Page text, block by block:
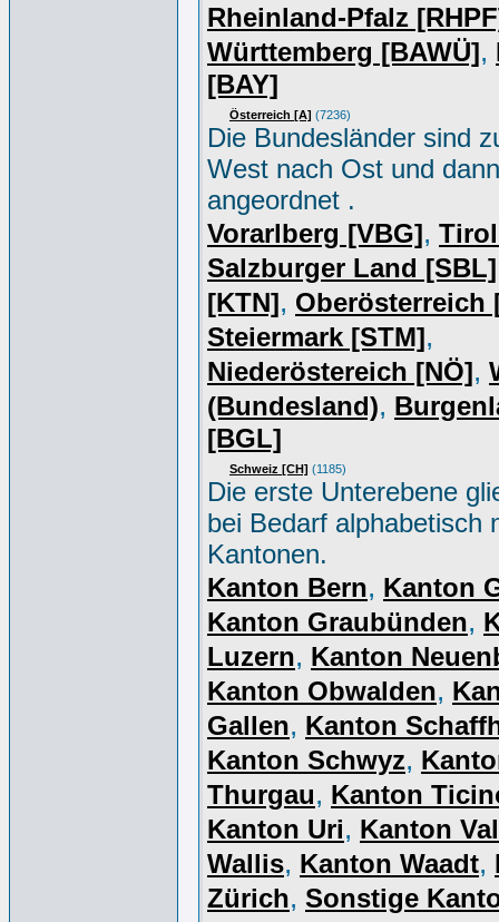
Rheinland-Pfalz
Württemberg [BAWÜ],
[BAY]
Österreich [A] (7236)
Die Bundesländer sind
West nach Ost und
angeordnet .
Vorarlberg [VBG],
Salzburger Land [SBL]
[KTN], Oberösterreich
Steiermark [STM],
Niederöstereich [NÖ],
(Bundesland),
[BGL]
Schweiz [CH] (1185)
Die erste Unterebene
bei Bedarf alphabetisch
Kantonen.
Kanton Bern, Kanton
Kanton Graubünden,
Luzern, Kanton
Kanton Obwalden,
Gallen, Kanton
Kanton Schwyz,
Thurgau, Kanton
Kanton Uri, Kanton
Wallis, Kanton Waadt,
Zürich, Sonstige